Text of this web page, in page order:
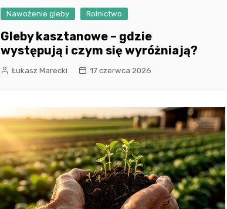
Nawożenie gleby Rolnictwo
Gleby kasztanowe – gdzie
występują i czym się wyróżniają?
Łukasz Marecki 17 czerwca 2026